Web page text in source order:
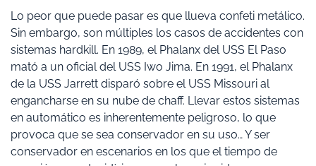
Lo peor que puede pasar es que llueva confeti metálico.
Sin embargo, son múltiples los casos de accidentes con
sistemas hardkill. En 1989, el Phalanx del USS El Paso
mató a un oficial del USS Iwo Jima. En 1991, el Phalanx
de la USS Jarrett disparó sobre el USS Missouri al
engancharse en su nube de chaff. Llevar estos sistemas
en automático es inherentemente peligroso, lo que
provoca que se sea conservador en su uso… Y ser
conservador en escenarios en los que el tiempo de